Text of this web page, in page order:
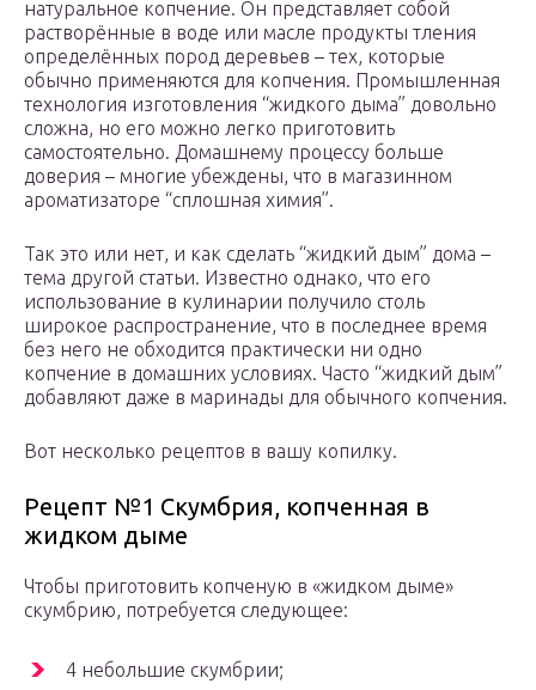
натуральное копчение. Он представляет собой
растворённые в воде или масле продукты тления
определённых пород деревьев – тех, которые
обычно применяются для копчения. Промышленная
технология изготовления “жидкого дыма” довольно
сложна, но его можно легко приготовить
самостоятельно. Домашнему процессу больше
доверия – многие убеждены, что в магазинном
ароматизаторе “сплошная химия”.
Так это или нет, и как сделать “жидкий дым” дома –
тема другой статьи. Известно однако, что его
использование в кулинарии получило столь
широкое распространение, что в последнее время
без него не обходится практически ни одно
копчение в домашних условиях. Часто “жидкий дым”
добавляют даже в маринады для обычного копчения.
Вот несколько рецептов в вашу копилку.
Рецепт №1 Скумбрия, копченная в
жидком дыме
Чтобы приготовить копченую в «жидком дыме»
скумбрию, потребуется следующее:
4 небольшие скумбрии;